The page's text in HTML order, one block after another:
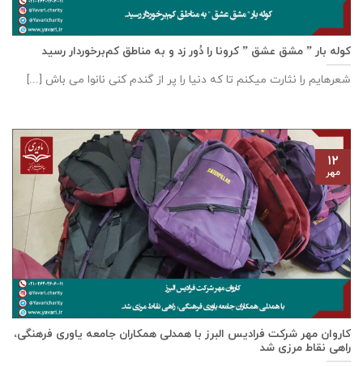
کوله بار ” مشق عشق ” کرونا را دُور زد و به مناطق کم‌برخوردار رسید
شعرهایم را نثارت میکنم تا که دنیا را پر از گندم کنی نانوا می باش [...]
كاروان مهر شرکت فرادیس البرز با همدلی همکاران جامعه یاوری فرهنگی،
راهی نقاط مرزی شد
۱۲
مهر